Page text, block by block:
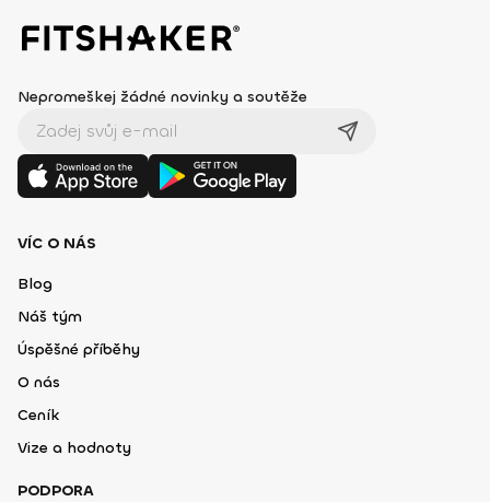
Nepromeškej žádné novinky a soutěže
VÍC O NÁS
Blog
Náš tým
Úspěšné příběhy
O nás
Ceník
Vize a hodnoty
PODPORA